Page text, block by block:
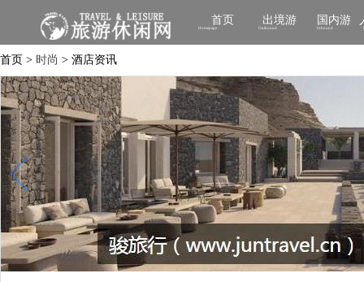
首页
Homepage
出境游
Outbound
国内游
Inbound
首页 > 时尚 > 酒店资讯